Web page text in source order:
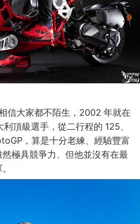
信大家都不陌生，2002 年就在
頂級選手，從二行程的 125、
，算是十分老練、經驗豐富
極具競爭力、但他並沒有在最